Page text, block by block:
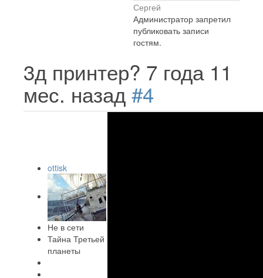
Сергей
Администратор запретил
публиковать записи
гостям.
3д принтер? 7 года 11
мес. назад #4
ottisk
Не в сети
Тайна Третьей
планеты